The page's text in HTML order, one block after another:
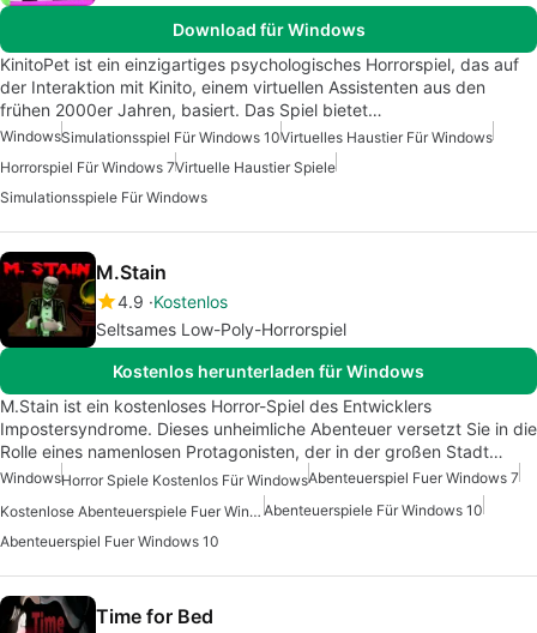
Download für Windows
KinitoPet ist ein einzigartiges psychologisches Horrorspiel, das auf
der Interaktion mit Kinito, einem virtuellen Assistenten aus den
frühen 2000er Jahren, basiert. Das Spiel bietet…
WindowsSimulationsspiel Für Windows 10Virtuelles Haustier Für Windows
Horrorspiel Für Windows 7Virtuelle Haustier Spiele
Simulationsspiele Für Windows
M.Stain
4.9 Kostenlos
Seltsames Low-Poly-Horrorspiel
Kostenlos herunterladen für Windows
M.Stain ist ein kostenloses Horror-Spiel des Entwicklers
Impostersyndrome. Dieses unheimliche Abenteuer versetzt Sie in die
Rolle eines namenlosen Protagonisten, der in der großen Stadt…
WindowsHorror Spiele Kostenlos Für WindowsAbenteuerspiel Fuer Windows 7
Kostenlose Abenteuerspiele Fuer Windows Abenteuerspiele Für Windows 10
Abenteuerspiel Fuer Windows 10
Time for Bed